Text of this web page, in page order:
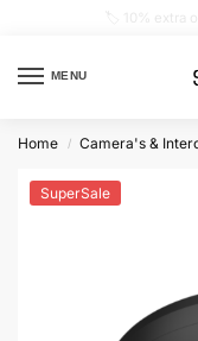
MENU
product…
Home / Camera's &
SuperSale